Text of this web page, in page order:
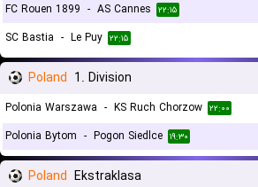
FC Rouen 1899 - AS Cannes ۲۲:۱۵
SC Bastia - Le Puy ۲۲:۱۵
Poland 1. Division
Polonia Warszawa - KS Ruch Chorzow ۲۲:۰۰
Polonia Bytom - Pogon Siedlce ۱۹:۳۰
Poland Ekstraklasa